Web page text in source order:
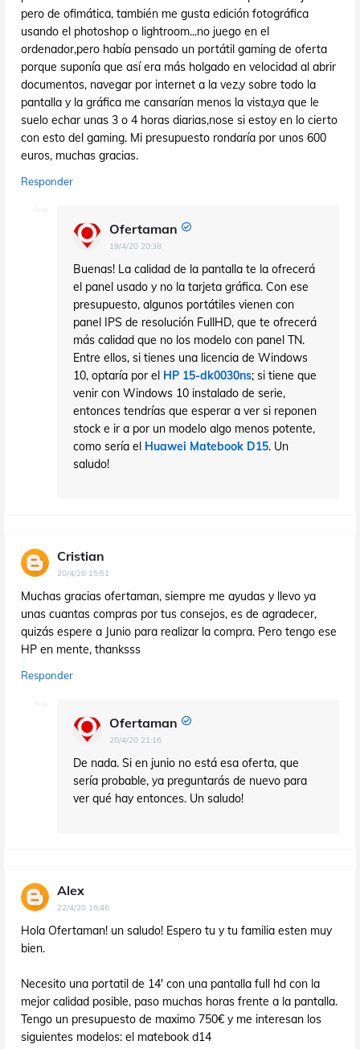
pero de ofimática, también me gusta edición fotográfica
usando el photoshop o lightroom...no juego en el
ordenador,pero había pensado un portátil gaming de oferta
porque suponía que así era más holgado en velocidad al abrir
documentos, navegar por internet a la vez,y sobre todo la
pantalla y la gráfica me cansarían menos la vista,ya que le
suelo echar unas 3 o 4 horas diarias,nose si estoy en lo cierto
con esto del gaming. Mi presupuesto rondaría por unos 600
euros, muchas gracias.
Responder
Ofertaman
19/4/20 20:38
Buenas! La calidad de la pantalla te la ofrecerá
el panel usado y no la tarjeta gráfica. Con ese
presupuesto, algunos portátiles vienen con
panel IPS de resolución FullHD, que te ofrecerá
más calidad que no los modelo con panel TN.
Entre ellos, si tienes una licencia de Windows
10, optaría por el HP 15-dk0030ns; si tiene que
venir con Windows 10 instalado de serie,
entonces tendrías que esperar a ver si reponen
stock e ir a por un modelo algo menos potente,
como sería el Huawei Matebook D15. Un
saludo!
Cristian
20/4/20 15:51
Muchas gracias ofertaman, siempre me ayudas y llevo ya
unas cuantas compras por tus consejos, es de agradecer,
quizás espere a Junio para realizar la compra. Pero tengo ese
HP en mente, thanksss
Responder
Ofertaman
20/4/20 21:16
De nada. Si en junio no está esa oferta, que
sería probable, ya preguntarás de nuevo para
ver qué hay entonces. Un saludo!
Alex
22/4/20 16:46
Hola Ofertaman! un saludo! Espero tu y tu familia esten muy
bien.
Necesito una portatil de 14' con una pantalla full hd con la
mejor calidad posible, paso muchas horas frente a la pantalla.
Tengo un presupuesto de maximo 750€ y me interesan los
siguientes modelos: el matebook d14